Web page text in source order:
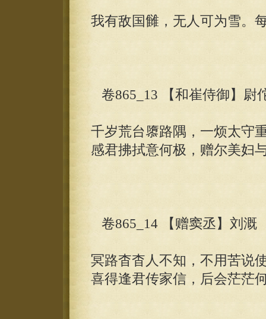
我有敌国雠，无人可为雪。
卷865_13 【和崔侍御】尉
千岁荒台隳路隅，一烦太守
感君拂拭意何极，赠尔美妇
卷865_14 【赠窦丞】刘溉
冥路杳杳人不知，不用苦说
喜得逢君传家信，后会茫茫